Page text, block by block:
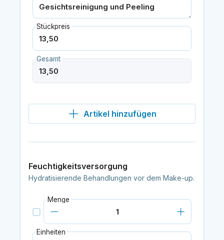
Stückpreis
Gesamt
Artikel hinzufügen
Feuchtigkeitsversorgung
Hydratisierende Behandlungen vor dem Make-up.
Menge
Einheiten